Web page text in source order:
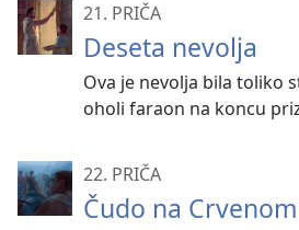
21. PRIČA
Deseta nevolja
Ova je nevolja bila toliko
oholi faraon na koncu
22. PRIČA
Čudo na